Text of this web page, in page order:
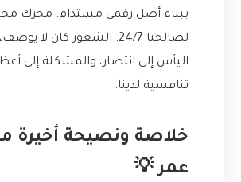
ببناء أصل رقمي مستدام. محرك
لصالحنا 24/7. الشعور كان لا
اليأس إلى انتصار، والمشكلة إلى
تنافسية لدينا.
خلاصة ونصيحة أخيرة
عمر 💡